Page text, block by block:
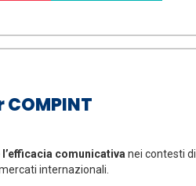
comunicativanei contesti di
internazionali.